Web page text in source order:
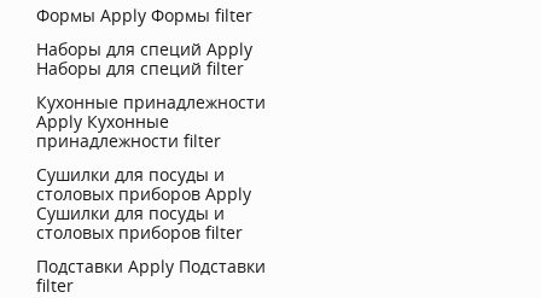
Формы Apply Формы filter
Наборы для специй Apply
Наборы для специй filter
Кухонные принадлежности
Apply Кухонные
принадлежности filter
Сушилки для посуды и
столовых приборов Apply
Сушилки для посуды и
столовых приборов filter
Подставки Apply Подставки
filter